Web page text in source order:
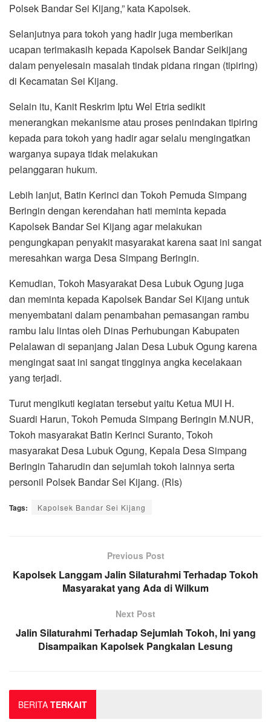
Polsek Bandar Sei Kijang,” kata Kapolsek.
Selanjutnya para tokoh yang hadir juga memberikan
ucapan terimakasih kepada Kapolsek Bandar Seikijang
dalam penyelesain masalah tindak pidana ringan (tipiring)
di Kecamatan Sei Kijang.
Selain itu, Kanit Reskrim Iptu Wel Etria sedikit
menerangkan mekanisme atau proses penindakan tipiring
kepada para tokoh yang hadir agar selalu mengingatkan
warganya supaya tidak melakukan
pelanggaran hukum.
Lebih lanjut, Batin Kerinci dan Tokoh Pemuda Simpang
Beringin dengan kerendahan hati meminta kepada
Kapolsek Bandar Sei Kijang agar melakukan
pengungkapan penyakit masyarakat karena saat ini sangat
meresahkan warga Desa Simpang Beringin.
Kemudian, Tokoh Masyarakat Desa Lubuk Ogung juga
dan meminta kepada Kapolsek Bandar Sei Kijang untuk
menyembatani dalam penambahan pemasangan rambu
rambu lalu lintas oleh Dinas Perhubungan Kabupaten
Pelalawan di sepanjang Jalan Desa Lubuk Ogung karena
mengingat saat ini sangat tingginya angka kecelakaan
yang terjadi.
Turut mengikuti kegiatan tersebut yaitu Ketua MUI H.
Suardi Harun, Tokoh Pemuda Simpang Beringin M.NUR,
Tokoh masyarakat Batin Kerinci Suranto, Tokoh
masyarakat Desa Lubuk Ogung, Kepala Desa Simpang
Beringin Taharudin dan sejumlah tokoh lainnya serta
personil Polsek Bandar Sei Kijang. (Rls)
Tags: Kapolsek Bandar Sei Kijang
Previous Post
Kapolsek Langgam Jalin Silaturahmi Terhadap Tokoh
Masyarakat yang Ada di Wilkum
Next Post
Jalin Silaturahmi Terhadap Sejumlah Tokoh, Ini yang
Disampaikan Kapolsek Pangkalan Lesung
BERITA TERKAIT